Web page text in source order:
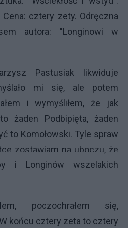
cztery zety. Odręczna
autora: "Longinowi w
Pastusiak likwiduje
mi się, ale potem
i wymyśliłem, że jak
żaden Podbipięta, żaden
to Komołowski. Tyle spraw
zostawiam na uboczu, że
i Longinów wszelakich
poczochrałem się,
W końcu cztery zeta to cztery